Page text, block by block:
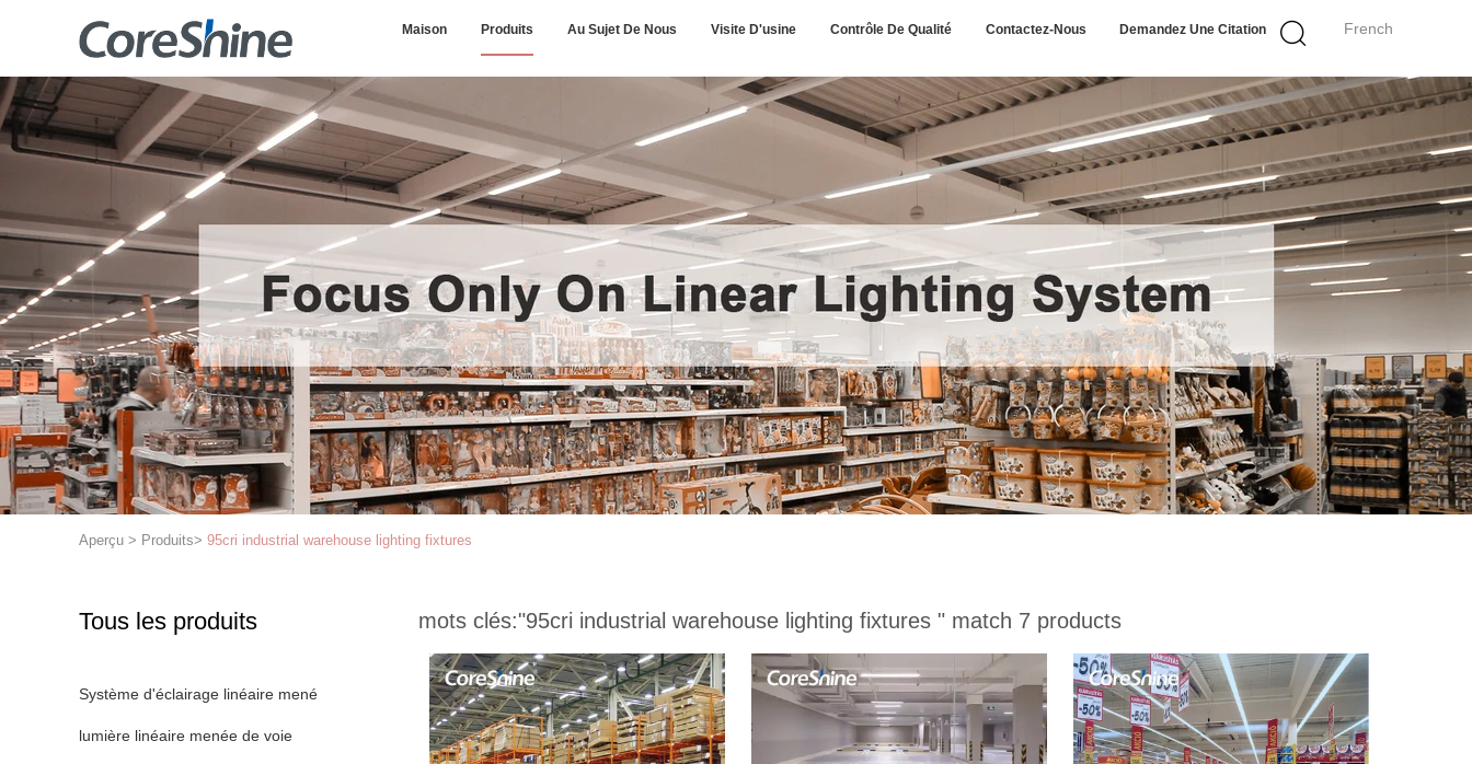
French
Maison Produits Au Sujet De Nous Visite D'usine Contrôle De Qualité Contactez-Nous Demandez Une Citation
Aperçu > Produits> 95cri industrial warehouse lighting fixtures
Tous les produits
Système d'éclairage linéaire mené
lumière linéaire menée de voie
mots clés:"95cri industrial warehouse lighting fixtures " match 7 products